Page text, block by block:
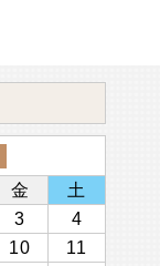
金
土
3
4
10
11